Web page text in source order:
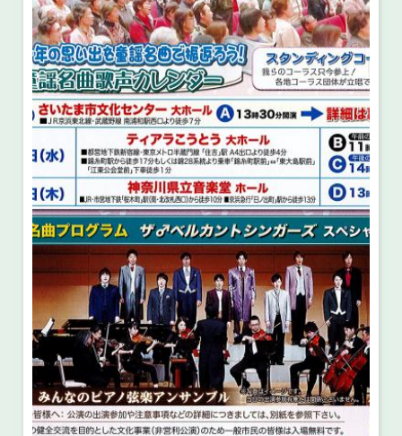
・ フロアマップ
・ 交通案内
・ よくある質問
・ 施設を借りる
・ 空き状況
・ 抽選対象日
・ 利用料金
音楽堂について
・ 音楽堂のご案内
・ フロアマップ
・ 芸術参与
・ 建築見学ツアー
神奈川県立音楽堂
SNS